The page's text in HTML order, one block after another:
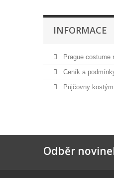
INFORMACE
Prague costume
Ceník a
Půjčovny
Odběr